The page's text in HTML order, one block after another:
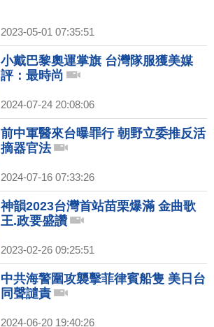
2023-05-01 07:35:51
小戴巴黎奧運掌旗 台灣隊服獲美媒
評：最時尚
2024-07-24 20:08:06
前中軍醫來台曝罪行 朝野立委推反活
摘器官法
2024-07-16 07:33:26
神韻2023台灣首站苗栗爆滿 金曲歌
王.政要盛讚
2023-02-26 09:25:51
中共海警圍攻襲擊菲律賓船隻 美日台
同聲譴責
2024-06-20 19:40:26